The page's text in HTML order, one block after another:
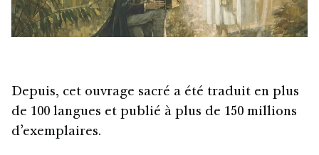
Depuis, cet ouvrage sacré a été traduit en plus
de 100 langues et publié à plus de 150 millions
d’exemplaires.